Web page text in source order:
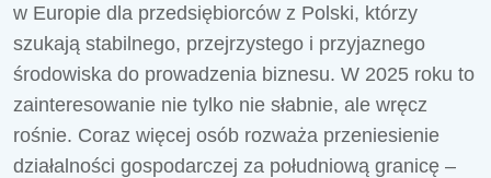
w Europie dla przedsiębiorców z Polski, którzy
szukają stabilnego, przejrzystego i przyjaznego
środowiska do prowadzenia biznesu. W 2025 roku to
zainteresowanie nie tylko nie słabnie, ale wręcz
rośnie. Coraz więcej osób rozważa przeniesienie
działalności gospodarczej za południową granicę –